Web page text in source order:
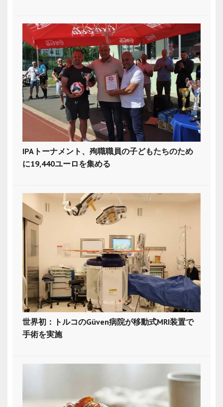
IPAトーナメント、殉職職員の子どもたちのため
に19,440ユーロを集める
世界初：トルコのGüven病院が移動式MRI装置で
手術を実施